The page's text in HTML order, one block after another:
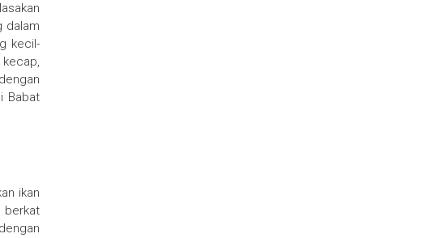
dalam
kecil-
Babat
ikan
berkat